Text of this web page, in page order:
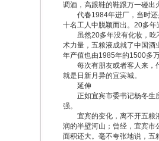
调酒，高跟鞋的鞋跟万一碰出
代春1984年进厂，当时还
十名工人中脱颖而出。20多
虽然20多年没有化妆，吃不
术力量，五粮液成就了中国酒
年产值也由1985年的1500多
每次有朋友或者客人来，代
就是日新月异的宜宾城。
延伸
正如宜宾市委书记杨冬生所
强。
宜宾的变化，离不开五粮液
润的半壁河山；曾经，宜宾市
面积还大。毫不夸张地说，